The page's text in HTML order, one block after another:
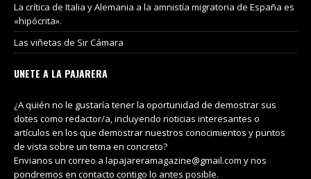
La crítica de Italia y Alemania a la amnistía migratoria de España es
«hipócrita».
Las viñetas de Sir Cámara
UNETE A LA PAJARERA
¿A quién no le gustaría tener la oportunidad de demostrar sus
dotes como redactor/a, incluyendo noticias interesantes o
artículos en los que demostrar nuestros conocimientos y puntos
de vista sobre un tema en concreto?
Envianos un correo a lapajareramagazine@gmail.com y nos
pondremos en contacto contigo lo antes posible.